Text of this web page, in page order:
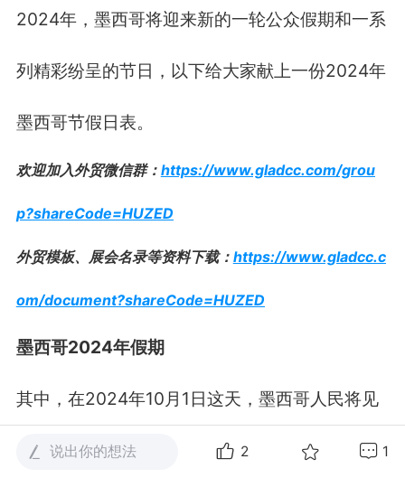
2024年，墨西哥将迎来新的一轮公众假期和一系
列精彩纷呈的节日，以下给大家献上一份2024年
墨西哥节假日表。
欢迎加入外贸微信群： https://www.gladcc.com/grou
p?shareCode=HUZED
外贸模板、展会名录等资料下载： https://www.gladcc.c
om/document?shareCode=HUZED
墨西哥2024年假期
其中，在2024年10月 1 日这天，墨西哥人民将见
证联邦政府行政权力的交接。 2021 11月，墨西
说出你的想法 2 1